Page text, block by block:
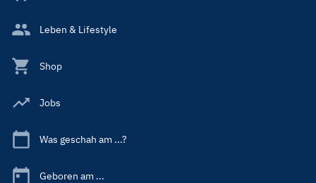
Leben & Lifestyle
Shop
Jobs
Was geschah am ...?
Geboren am ...